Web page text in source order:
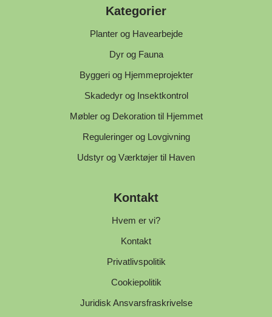
Kategorier
Planter og Havearbejde
Dyr og Fauna
Byggeri og Hjemmeprojekter
Skadedyr og Insektkontrol
Møbler og Dekoration til Hjemmet
Reguleringer og Lovgivning
Udstyr og Værktøjer til Haven
Kontakt
Hvem er vi?
Kontakt
Privatlivspolitik
Cookiepolitik
Juridisk Ansvarsfraskrivelse